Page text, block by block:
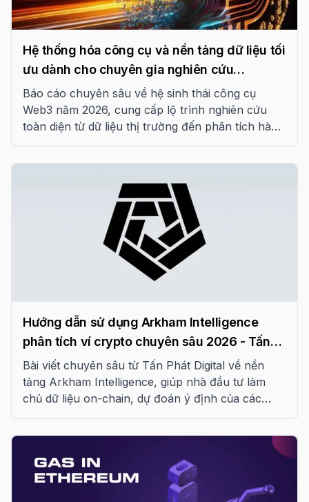
Hệ thống hóa công cụ và nền tảng dữ liệu tối
ưu dành cho chuyên gia nghiên cứu
Blockchain năm 2026
Báo cáo chuyên sâu về hệ sinh thái công cụ
Web3 năm 2026, cung cấp lộ trình nghiên cứu
toàn diện từ dữ liệu thị trường đến phân tích hành
Hướng dẫn sử dụng Arkham Intelligence
phân tích ví crypto chuyên sâu 2026 - Tấn
Phát Digital
Bài viết chuyên sâu từ Tấn Phát Digital về nền
tảng Arkham Intelligence, giúp nhà đầu tư làm
chủ dữ liệu on-chain, dự đoán ý định của các